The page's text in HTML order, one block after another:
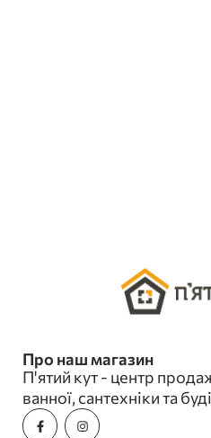
Про наш магазин
П'ятий кут - центр
ванної, сантехніки та